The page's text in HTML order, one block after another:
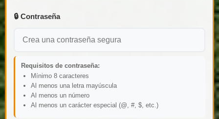
🔒 Contraseña
Requisitos de contraseña:
Mínimo 8 caracteres
Al menos una letra mayúscula
Al menos un número
Al menos un carácter especial (@, #, $, etc.)